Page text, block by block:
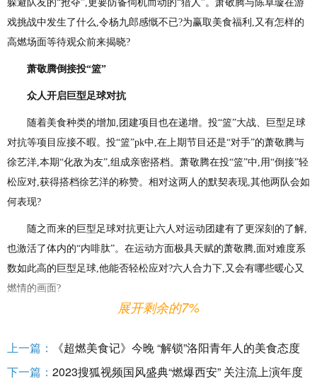
躲避队友的“抢夺”,更要防备伺机而动的“猎人”。萧敬腾与陈卓璇在游
戏挑战中发生了什么,令杨九郎感慨不已?为赢取美食福利,又有怎样的
高燃场面等待观众前来揭晓?
萧敬腾倒接投“篮”
众人开启 巨型足球对抗
随着美食种类的增加,团建项目也在递增。投“篮”大战、巨型足球
对抗等项目应接不暇。投“篮”pk中,在上期节目还是“对手”的萧敬腾与
徐艺洋,本期“化敌为友”,组成亲密搭档。萧敬腾在投“篮”中,用“倒接”轻
松应对,获得搭档徐艺洋的称赞。相对这两人的默契表现,其他两队会如
何表现?
随之而来的巨型足球对抗更让六人对运动团建有了更深刻的了解,
也激活了体内的“内啡肽”。在运动方面极具天赋的萧敬腾,面对难度系
数如此高的巨型足球,他能否轻松应对?六人合力下,又会有哪些暖心又
燃情的画面?
今天22:00锁定浙江卫视康师傅冰红茶《超燃美食记》第三
建”,释放体内的“内啡肽”,领略舌尖上的喀什!
展开剩余的7%
上一篇：
《超燃美食记》今晚 “解锁”洛阳青年人的美食态度
下一篇： 2023搜狐视频国风盛典“燃爆西安” 关注流上演年度